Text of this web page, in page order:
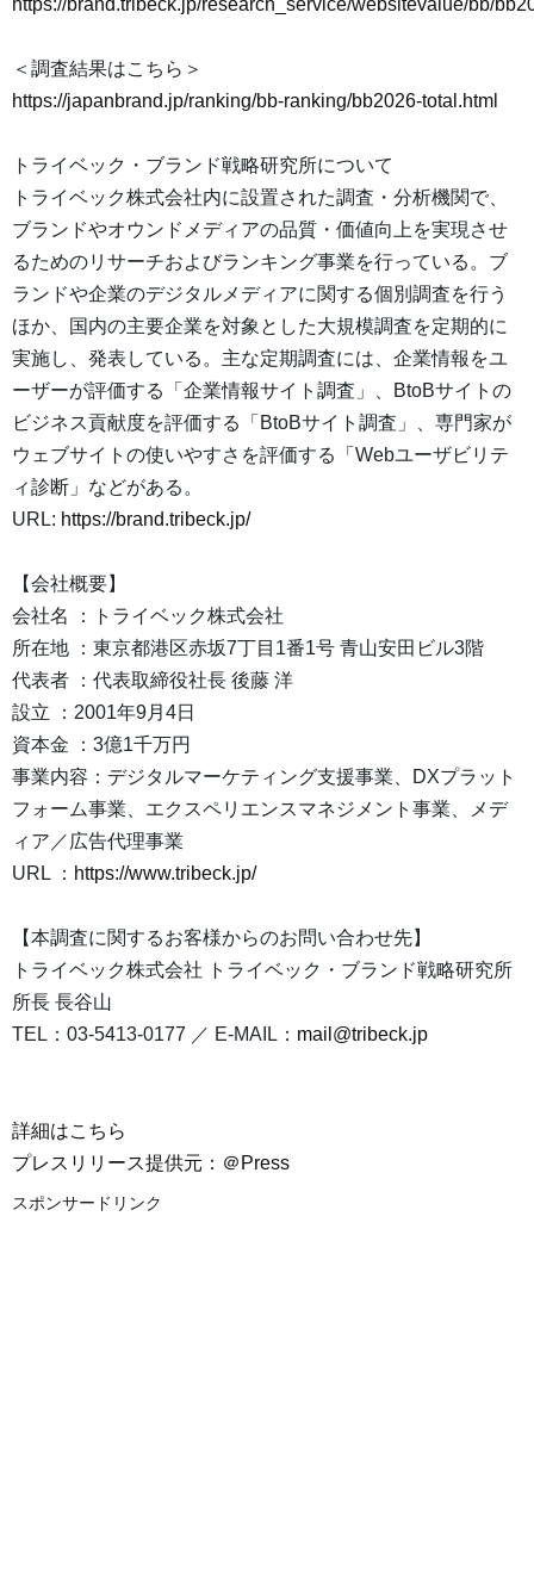
https://brand.tribeck.jp/research_service/websitevalue/bb/
＜調査結果はこちら＞
https://japanbrand.jp/ranking/bb-ranking/bb2026-total.html
トライベック・ブランド戦略研究所について
トライベック株式会社内に設置された調査・分析機関で、
ブランドやオウンドメディアの品質・価値向上を実現させ
るためのリサーチおよびランキング事業を行っている。ブ
ランドや企業のデジタルメディアに関する個別調査を行う
ほか、国内の主要企業を対象とした大規模調査を定期的に
実施し、発表している。主な定期調査には、企業情報をユ
ーザーが評価する「企業情報サイト調査」、BtoBサイトの
ビジネス貢献度を評価する「BtoBサイト調査」、専門家が
ウェブサイトの使いやすさを評価する「Webユーザビリテ
ィ診断」などがある。
URL: https://brand.tribeck.jp/
【会社概要】
会社名 ：トライベック株式会社
所在地 ：東京都港区赤坂7丁目1番1号 青山安田ビル3階
代表者 ：代表取締役社長 後藤 洋
設立 ：2001年9月4日
資本金 ：3億1千万円
事業内容：デジタルマーケティング支援事業、DXプラット
フォーム事業、エクスペリエンスマネジメント事業、メデ
ィア／広告代理事業
URL ： https://www.tribeck.jp/
【本調査に関するお客様からのお問い合わせ先】
トライベック株式会社 トライベック・ブランド戦略研究所
所長 長谷山
TEL：03-5413-0177 ／ E-MAIL： mail@tribeck.jp
詳細はこちら
プレスリリース提供元：＠Press
スポンサードリンク